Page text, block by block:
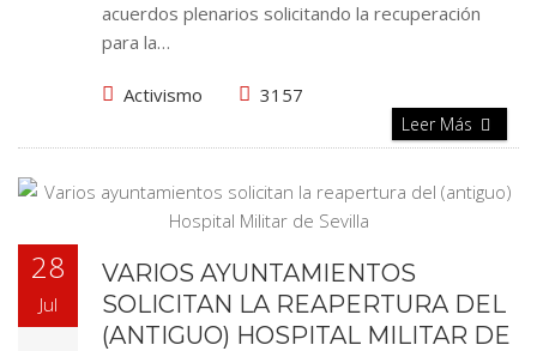
acuerdos plenarios solicitando la recuperación
para la…
Activismo 3157
Leer Más
28
Jul
VARIOS AYUNTAMIENTOS
SOLICITAN LA REAPERTURA DEL
(ANTIGUO) HOSPITAL MILITAR DE